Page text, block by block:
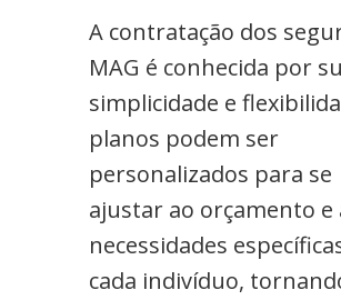
A contratação dos
MAG é conhecida por
simplicidade e
planos podem ser
personalizados para se
ajustar ao orçamento e
necessidades
cada indivíduo,